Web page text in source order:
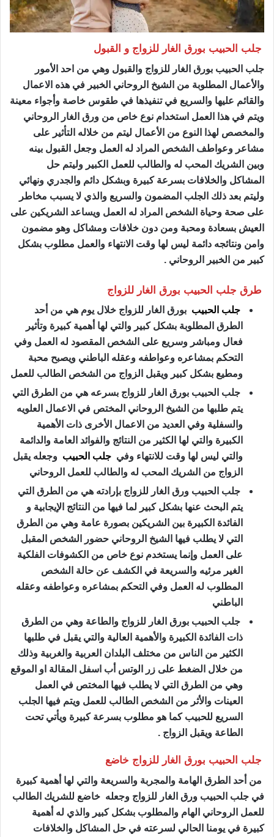
جلب الحبيب بورق الغار للزواج و القبول
جلب الحبيب بورق الغار للزواج والقبول وهي من احد الأمور
والأعمال المطلوبة من الشيخ الروحاني الخبير في هذه الاعمال
والقائم عليها والسريع في تنفيذها في طقوس خاصة وأجواء معينة
ويتم في هذا العمل استخدام نوع خاص من ورق الغار الروحاني
والمخصص لهذا النوع من الأعمال ليتم من خلاله التأثير على
مشاعر وعواطف الشخص المراد له العمل وجعل القبول بينه
وبين الشريك المحب له والطالب للعمل الكبير وليتم حل
المشاكل والخلافات بسرعة كبيرة وبشكل دائم والجدري ونهائي
وليتم بعد ذلك الجلب المضمون والسريع والذي لا يسبب مخاطر
على صحة وحياة الشخص المراد له العمل ويساعد الشريكين على
العيش بسعادة ومحبة ومن دون خلافات ومشاكل وهو مضمون
وامن ونتائجه دائمة ليس لها وقت الانتهاء والعمل مطلوب بشكل
كبير من الخبير الروحاني .
طرق جلب الحبيب بورق الغار للزواج
جلب الحبيب بورق الغار للزواج خلال يوم هي من أحد
الطرق المطلوبة بشكل كبير والتي لها أهمية كبيرة وتأثير
فعال ومباشر وسريع على الشخص المقصود له العمل وفي
التحكم بمشاعره وعواطفه وعقله الباطني ويصبح محبة
ومطيع بشكل كبير ويقبل الزواج من الشخص الطالب للعمل
جلب الحبيب بورق الغار للزواج بسرعه هي من الطرق التي
يتم طلبها من الشيخ الروحاني المختص في الاعمال العلويه
والسفلية وفي العديد من الاعمال الأخرى ذات الأهمية
الكبيرة والتي لها الكثير من النتائج والفوائد العامة والدائمة
والتي ليس لها وقت للانتهاء وفي جلب الحبيب وجعله يقبل
الزواج من الشريك المحب له والطالب للعمل الروحاني
جلب الحبيب ورق الغار للزواج بإرادته هي من الطرق التي
يتم البحث عنها بشكل كبير لما فيها من النتائج الإيجابية و
الفائدة الكبيرة بين الشريكين بصورة عامة وهي من الطرق
التي لا يطلب فيها الشيخ الروحاني حضور الشخص المقبل
على العمل وإنما يستخدم نوع خاص من الكشوفات الفلكية
الغير مرئيه والسريعة في الكشف عن حالة الشخص
المطلوب له العمل وفي التحكم بمشاعره وعواطفه وعقله
الباطني
جلب الحبيب بورق الغار للزواج والطاعة وهي من الطرق
ذات الفائدة الكبيرة والأهمية العالية والتي يقبل في طلبها
الكثير من الناس من مختلف البلدان العربية والغربية وذلك
من خلال الضغط على زر الوتس أب اسفل المقالة او الموقع
وهي من الطرق التي لا يطلب فيها المختص في العمل
العينات والأثر من الشخص الطالب للعمل ويتم فيها الجلب
السريع للحبيب كما هو مطلوب بسرعة كبيرة ويأتي تحت
الطاعة ويقبل الزواج .
جلب الحبيب بورق الغار للزواج خاضع
من أحد الطرق الهامة والمجربة والسريعة والتي لها أهمية كبيرة
في جلب الحبيب ورق الغار للزواج وجعله خاضع للشريك الطالب
للعمل الروحاني الهام والمطلوب بشكل كبير والذي له أهمية
كبيرة في يومنا الحالي لسرعته في حل المشاكل والخلافات